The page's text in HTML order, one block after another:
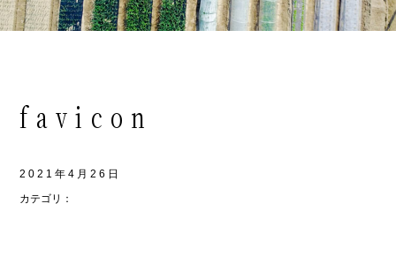
favicon
2021年4月26日
カテゴリ：